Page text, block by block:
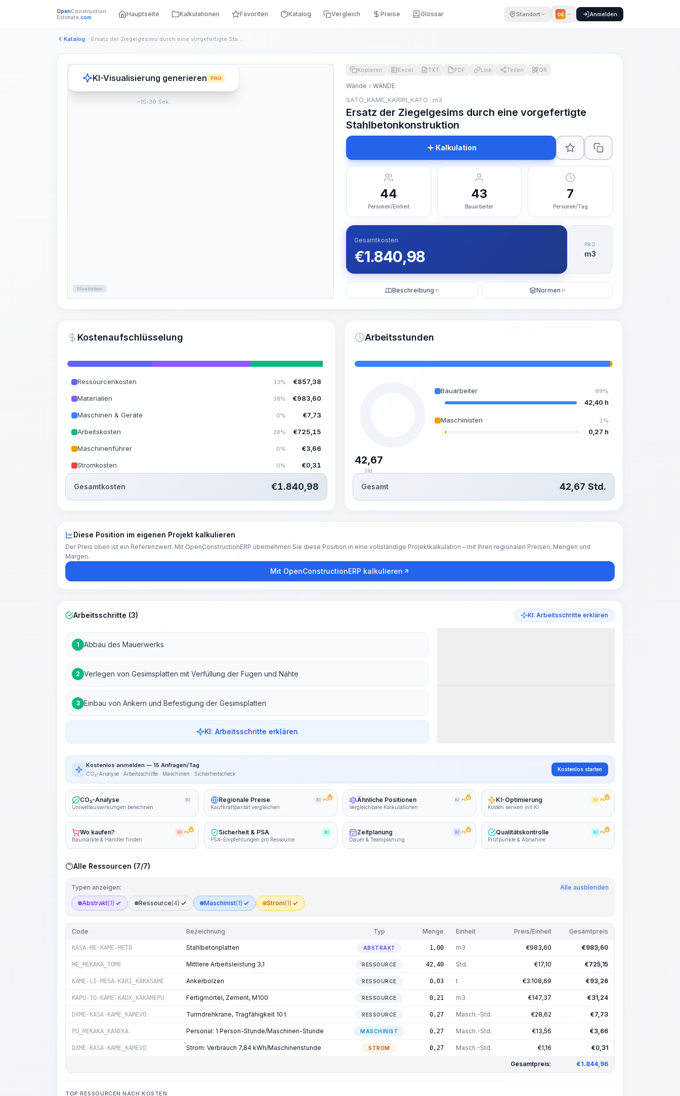
OpenConstruction
Estimate.com Hauptseite Kalkulationen Favoriten Katalog Vergleich Preise Glossar Standort DE Anmelden
Katalog Ersatz der Ziegelgesims durch eine vorgefertigte Stahlbetonk...
Illustration
KI-Visualisierung generieren PRO
~15-30 Sek.
Kopieren Excel TXT PDF Link Teilen QR
Wände
WÄNDE
SATO_KAME_KARIRI_KATO · m3
Ersatz der Ziegelgesims durch eine vorgefertigte
Stahlbetonkonstruktion
Kalkulation
44
Personen/Einheit
43
Bauarbeiter
7
Personen/Tag
Gesamtkosten
€1.840,98
PRO
m3
Beschreibung KI Normen KI
Kostenaufschlüsselung
Ressourcenkosten 33% €857,38
Materialien 38% €983,60
Maschinen & Geräte 0% €7,73
Arbeitskosten 28% €725,15
Maschinenführer 0% €3,66
Stromkosten 0% €0,31
Gesamtkosten €1.840,98
Arbeitsstunden
42,67
Std.
Bauarbeiter 99%
42,40 h
Maschinisten 1%
0,27 h
Gesamt 42,67 Std.
Diese Position im eigenen Projekt kalkulieren
Der Preis oben ist ein Referenzwert. Mit OpenConstructionERP übernehmen Sie diese Position in eine vollständige Projektkalkulation – mit Ihren regionalen Preisen, Mengen und
Margen.
Mit OpenConstructionERP kalkulieren
Arbeitsschritte (3) KI: Arbeitsschritte erklären
1 Abbau des Mauerwerks
2 Verlegen von Gesimsplatten mit Verfüllung der Fugen und Nähte
3 Einbau von Ankern und Befestigung der Gesimsplatten
KI: Arbeitsschritte erklären
Kostenlos anmelden — 15 Anfragen/Tag
CO₂-Analyse · Arbeitsschritte · Maschinen · Sicherheitscheck
Kostenlos starten
CO₂-Analyse KI
Umweltauswirkungen berechnen
Regionale Preise KI PRO
Kaufkraftparität vergleichen
Ähnliche Positionen KI PRO
Vergleichbare Kalkulationen
KI-Optimierung KI PRO
Kosten senken mit KI
Wo kaufen? KI PRO
Baumärkte & Händler finden
Sicherheit & PSA KI
PSA-Empfehlungen pro Ressource
Zeitplanung KI PRO
Dauer & Teamplanung
Qualitätskontrolle KI PRO
Prüfpunkte & Abnahme
Alle Ressourcen (7/7)
Typen anzeigen: Alle ausblenden
Abstrakt(1) Ressource(4) Maschinist(1) Strom(1)
Code Bezeichnung Typ Menge Einheit Preis/Einheit Gesamtpreis
KASA-ME-KAME-METO Stahlbetonplatten ABSTRAKT 1,00 m3 €983,60 €983,60
ME_MEKAKA_TOME Mittlere Arbeitsleistung 3,1 RESSOURCE 42,40 Std. €17,10 €725,15
KAME-LI-MESA-KARI_KAKASAME Ankerbolzen RESSOURCE 0,03 t €3.108,69 €93,26
KAPU-TO-KAME-KADX_KAKAMEPU Fertigmörtel, Zement, M100 RESSOURCE 0,21 m3 €147,37 €31,24
DXME-KASA-KAME_KAMEVO Turmdrehkrane, Tragfähigkeit 10 t RESSOURCE 0,27 Masch.-Std. €28,62 €7,73
PU_MEKAKA_KANEKA Personal: 1 Person-Stunde/Maschinen-Stunde MASCHINIST 0,27 Masch.-Std. €13,56 €3,66
DXME-KASA-KAME_KAMEVO Strom: Verbrauch 7,84 kWh/Maschinenstunde STROM 0,27 Masch.-Std. €1,16 €0,31
Gesamtpreis: €1.844,96
TOP RESSOURCEN NACH KOSTEN